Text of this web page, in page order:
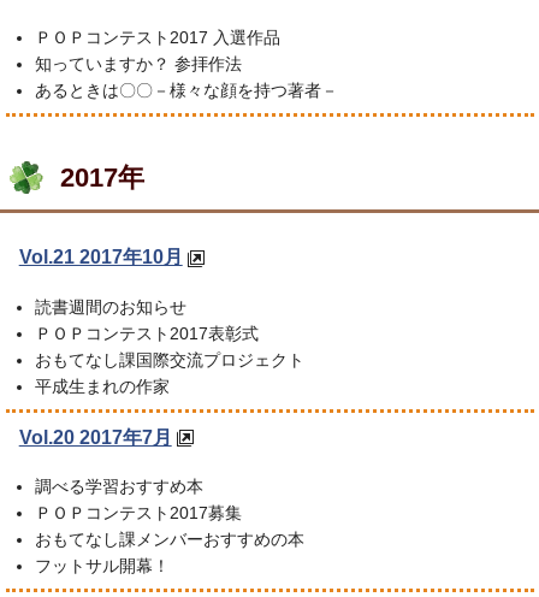
ＰＯＰコンテスト2017 入選作品
知っていますか？ 参拝作法
あるときは〇〇－様々な顔を持つ著者－
2017年
Vol.21 2017年10月
読書週間のお知らせ
ＰＯＰコンテスト2017表彰式
おもてなし課国際交流プロジェクト
平成生まれの作家
Vol.20 2017年7月
調べる学習おすすめ本
ＰＯＰコンテスト2017募集
おもてなし課メンバーおすすめの本
フットサル開幕！